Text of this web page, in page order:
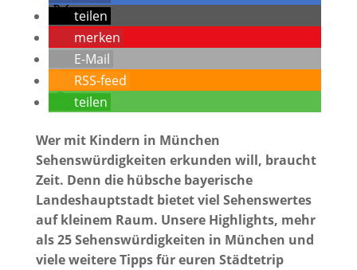
teilen
merken
E-Mail
RSS-feed
teilen
Wer mit Kindern in München
Sehenswürdigkeiten erkunden will, braucht
Zeit. Denn die hübsche bayerische
Landeshauptstadt bietet viel Sehenswertes
auf kleinem Raum. Unsere Highlights, mehr
als 25 Sehenswürdigkeiten in München und
viele weitere Tipps für euren Städtetrip